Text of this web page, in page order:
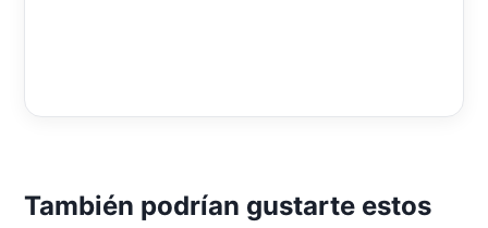
También podrían gustarte estos